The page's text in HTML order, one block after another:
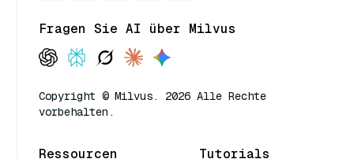
Fragen Sie AI über Milvus
Copyright © Milvus. 2026 Alle Rechte
vorbehalten.
Ressourcen Tutorials